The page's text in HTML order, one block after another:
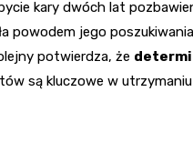
kary dwóch lat
powodem jego
potwierdza, że
są kluczowe w